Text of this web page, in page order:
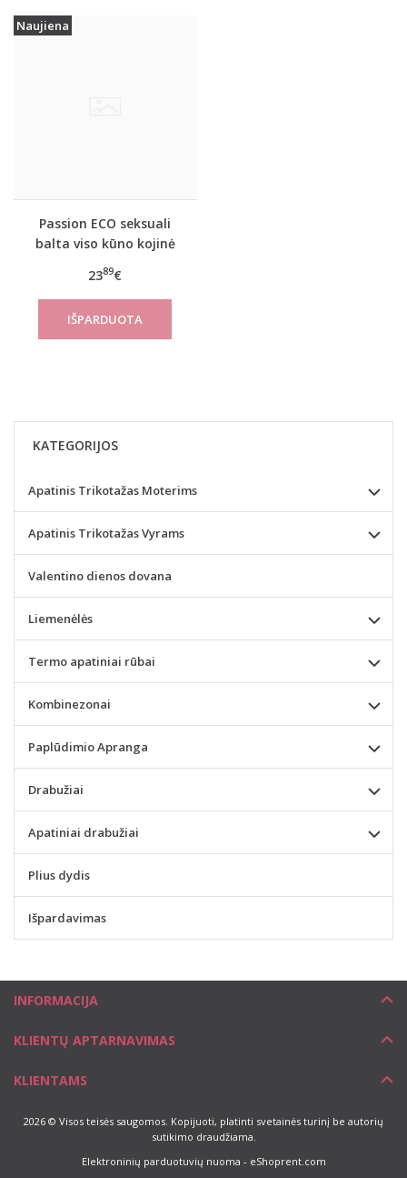
Naujiena
Passion ECO seksuali
balta viso kūno kojinė
2389€
KATEGORIJOS
Apatinis Trikotažas Moterims
Apatinis Trikotažas Vyrams
Valentino dienos dovana
Liemenėlės
Termo apatiniai rūbai
Kombinezonai
Paplūdimio Apranga
Drabužiai
Apatiniai drabužiai
Plius dydis
Išpardavimas
INFORMACIJA
KLIENTŲ APTARNAVIMAS
KLIENTAMS
2026 © Visos teisės saugomos. Kopijuoti, platinti svetainės turinį be autorių
sutikimo draudžiama.
Elektroninių parduotuvių nuoma - eShoprent.com